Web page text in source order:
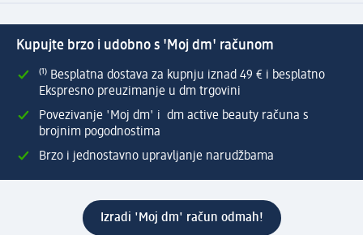
Kupujte brzo i udobno s 'Moj dm' računom
⁽¹⁾ Besplatna dostava za kupnju iznad 49 € i besplatno
Ekspresno preuzimanje u dm trgovini
Povezivanje 'Moj dm' i dm active beauty računa s
brojnim pogodnostima
Brzo i jednostavno upravljanje narudžbama
Izradi 'Moj dm' račun odmah!